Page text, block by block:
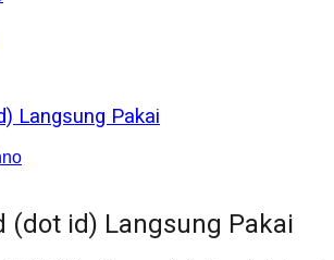
Langsung Pakai
(dot id) Langsung Pakai